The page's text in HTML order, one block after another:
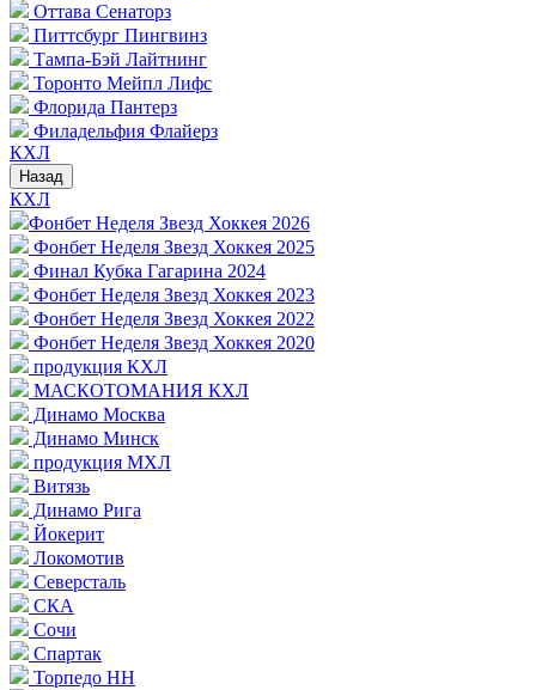
Оттава Сенаторз
Питтсбург Пингвинз
Тампа-Бэй Лайтнинг
Торонто Мейпл Лифс
Флорида Пантерз
Филадельфия Флайерз
КХЛ
Назад
КХЛ
Фонбет Неделя Звезд Хоккея 2026
Фонбет Неделя Звезд Хоккея 2025
Финал Кубка Гагарина 2024
Фонбет Неделя Звезд Хоккея 2023
Фонбет Неделя Звезд Хоккея 2022
Фонбет Неделя Звезд Хоккея 2020
продукция КХЛ
МАСКОТОМАНИЯ КХЛ
Динамо Москва
Динамо Минск
продукция МХЛ
Витязь
Динамо Рига
Йокерит
Локомотив
Северсталь
СКА
Сочи
Спартак
Торпедо НН